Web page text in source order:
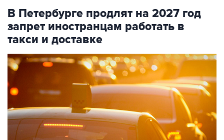
В Петербурге продлят на 2027 год
запрет иностранцам работать в
такси и доставке